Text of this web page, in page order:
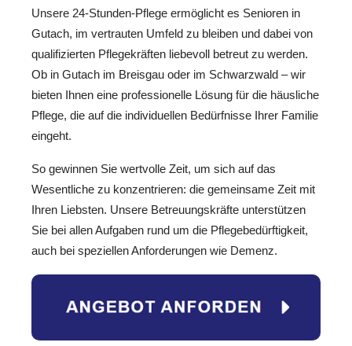
Unsere 24-Stunden-Pflege ermöglicht es Senioren in
Gutach, im vertrauten Umfeld zu bleiben und dabei von
qualifizierten Pflegekräften liebevoll betreut zu werden.
Ob in Gutach im Breisgau oder im Schwarzwald – wir
bieten Ihnen eine professionelle Lösung für die häusliche
Pflege, die auf die individuellen Bedürfnisse Ihrer Familie
eingeht.
So gewinnen Sie wertvolle Zeit, um sich auf das
Wesentliche zu konzentrieren: die gemeinsame Zeit mit
Ihren Liebsten. Unsere Betreuungskräfte unterstützen
Sie bei allen Aufgaben rund um die Pflegebedürftigkeit,
auch bei speziellen Anforderungen wie Demenz.